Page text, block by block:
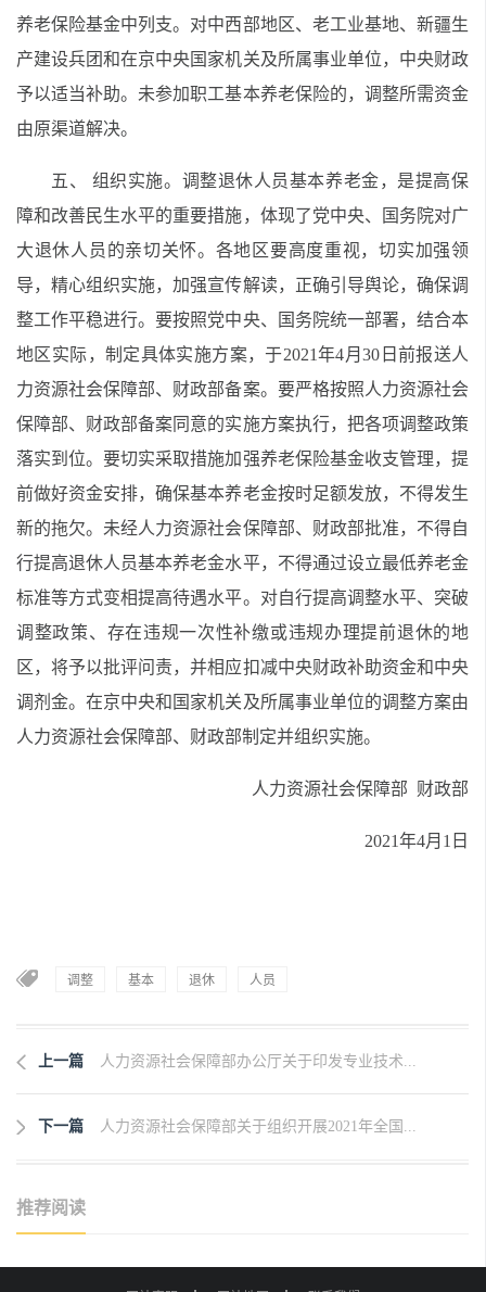
养老保险基金中列支。对中西部地区、老工业基地、新疆生
产建设兵团和在京中央国家机关及所属事业单位，中央财政
予以适当补助。未参加职工基本养老保险的，调整所需资金
由原渠道解决。
五、 组织实施。调整退休人员基本养老金，是提高保
障和改善民生水平的重要措施，体现了党中央、国务院对广
大退休人员的亲切关怀。各地区要高度重视，切实加强领
导，精心组织实施，加强宣传解读，正确引导舆论，确保调
整工作平稳进行。要按照党中央、国务院统一部署，结合本
地区实际，制定具体实施方案，于2021年4月30日前报送人
力资源社会保障部、财政部备案。要严格按照人力资源社会
保障部、财政部备案同意的实施方案执行，把各项调整政策
落实到位。要切实采取措施加强养老保险基金收支管理，提
前做好资金安排，确保基本养老金按时足额发放，不得发生
新的拖欠。未经人力资源社会保障部、财政部批准，不得自
行提高退休人员基本养老金水平，不得通过设立最低养老金
标准等方式变相提高待遇水平。对自行提高调整水平、突破
调整政策、存在违规一次性补缴或违规办理提前退休的地
区，将予以批评问责，并相应扣减中央财政补助资金和中央
调剂金。在京中央和国家机关及所属事业单位的调整方案由
人力资源社会保障部、财政部制定并组织实施。
人力资源社会保障部 财政部
2021年4月1日
调整 基本 退休 人员
上一篇 人力资源社会保障部办公厅关于印发专业技术...
下一篇 人力资源社会保障部关于组织开展2021年全国...
推荐阅读